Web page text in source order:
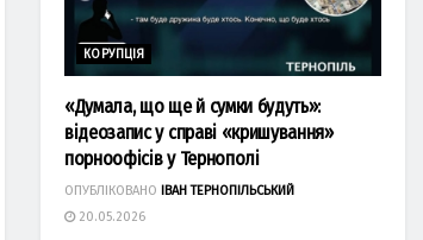
КОРУПЦІЯ
«Думала, що ще й сумки будуть»:
відеозапис у справі «кришування»
порноофісів у Тернополі
ОПУБЛІКОВАНО
ІВАН ТЕРНОПІЛЬСЬКИЙ
20.05.2026